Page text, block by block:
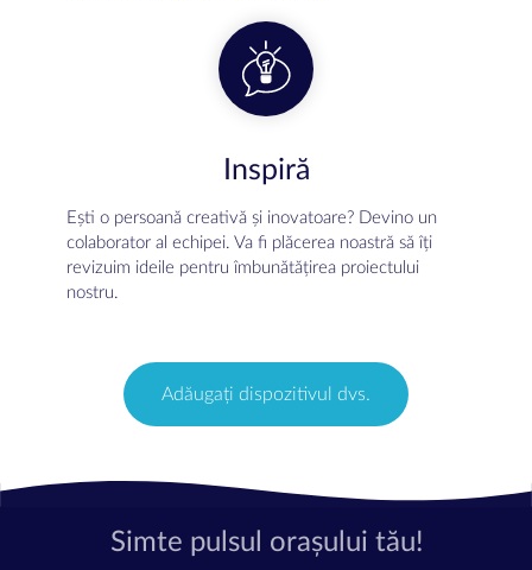
Inspiră
Ești o persoană creativă și inovatoare? Devino un
colaborator al echipei. Va fi plăcerea noastră să îți
revizuim ideile pentru îmbunătățirea proiectului
nostru.
Adăugați dispozitivul dvs.
Simte pulsul orașului tău!